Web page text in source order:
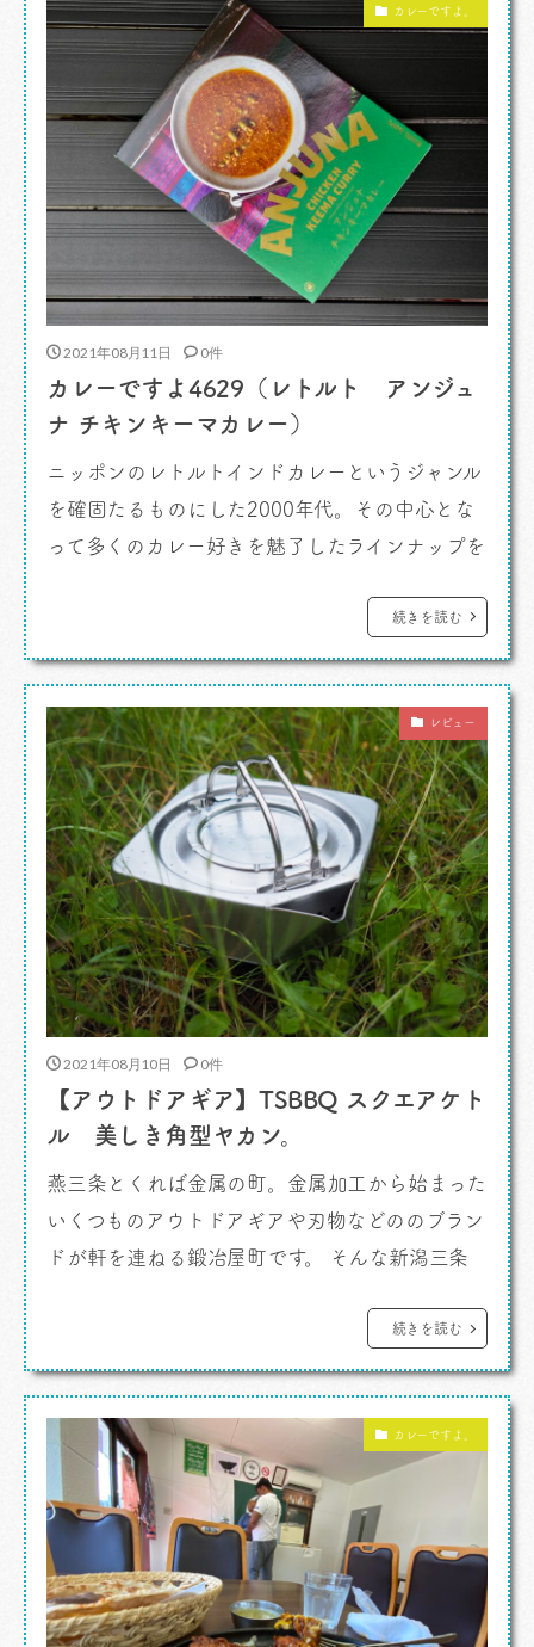
さて、ランチだランチだ。今日は忙しいか […]
カレーですよ。
2021年08月11日 0件
カレーですよ4629（レトルト アンジュ
ナ チキンキーマカレー）
ニッポンのレトルトインドカレーというジャンル
を確固たるものにした2000年代。その中心とな
って多くのカレー好きを魅了したラインナップを
レーですよ。 その時に商品企画をやっていた
人物とカレー業界のレジェンド研究家が日本人の
ト、出版、企画販売などの活動する「LOV […]
続きを読む
レビュー
2021年08月10日 0件
【アウトドアギア】TSBBQ スクエアケト
ル 美しき角型ヤカン。
燕三条とくれば金属の町。金属加工から始まった
いくつものアウトドアギアや刃物などののブラン
ドが軒を連ねる鍛冶屋町です。 そんな新潟三条
名前を持つブランドを展開しておりアウトドアギ
ア通がよく話題にしていたのを知っていました。
ョンで山谷産業が新しく始めた「TSBBQ」ブラ
ンドから販売となったのがこれ。 […]
続きを読む
カレーですよ。